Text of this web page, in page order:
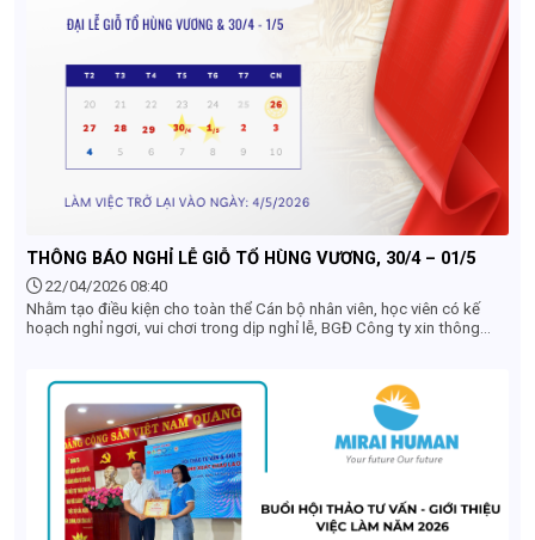
THÔNG BÁO NGHỈ LỄ GIỖ TỔ HÙNG VƯƠNG, 30/4 – 01/5
22/04/2026 08:40
Nhằm tạo điều kiện cho toàn thể Cán bộ nhân viên, học viên có kế
hoạch nghỉ ngơi, vui chơi trong dịp nghỉ lễ, BGĐ Công ty xin thông